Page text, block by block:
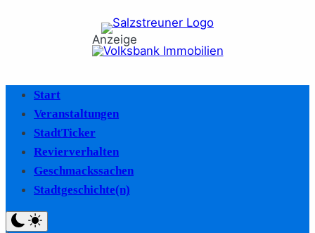
Anzeige
Start
Veranstaltungen
StadtTicker
Revierverhalten
Geschmackssachen
Stadtgeschichte(n)